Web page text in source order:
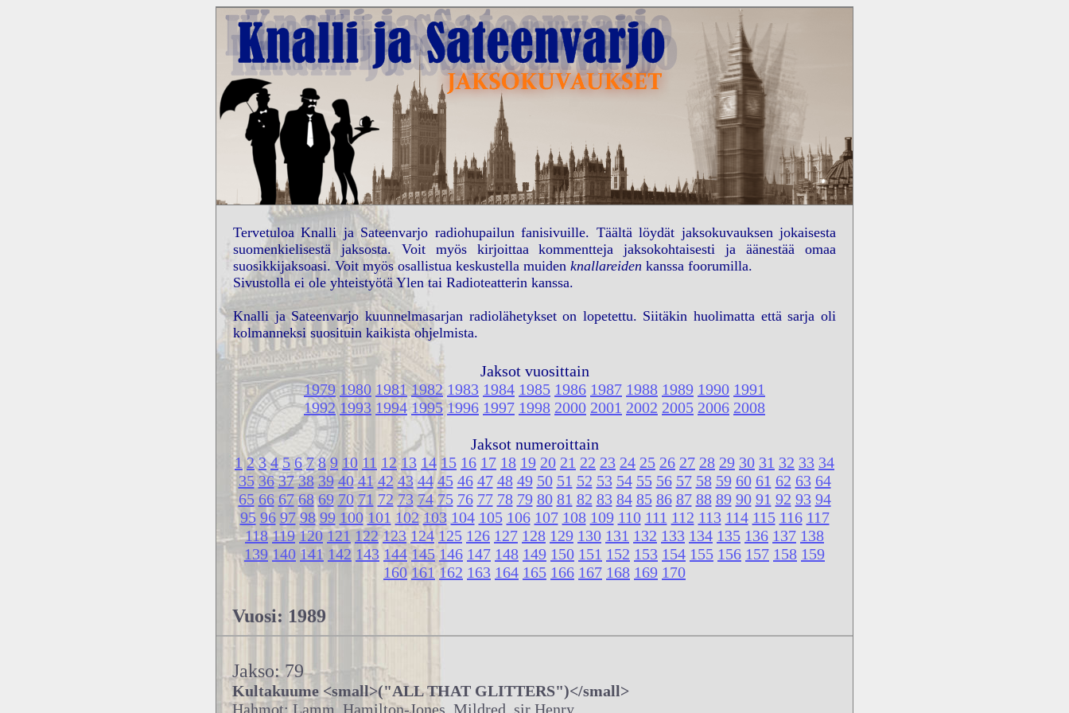
Tervetuloa Knalli ja Sateenvarjo radiohupailun fanisivuille. Täältä löydät jaksokuvauksen jokaisesta
suomenkielisestä jaksosta. Voit myös kirjoittaa kommentteja jaksokohtaisesti ja äänestää omaa
suosikkijaksoasi. Voit myös osallistua keskustella muiden knallareiden kanssa foorumilla.
Sivustolla ei ole yhteistyötä Ylen tai Radioteatterin kanssa.
Knalli ja Sateenvarjo kuunnelmasarjan radiolähetykset on lopetettu. Siitäkin huolimatta että sarja oli
kolmanneksi suosituin kaikista ohjelmista.
Jaksot vuosittain
1979 1980 1981 1982 1983 1984 1985 1986 1987 1988 1989 1990 1991
1992 1993 1994 1995 1996 1997 1998 2000 2001 2002 2005 2006 2008
Jaksot numeroittain
1 2 3 4 5 6 7 8 9 10 11 12 13 14 15 16 17 18 19 20 21 22 23 24 25 26 27 28 29 30 31 32 33 34
35 36 37 38 39 40 41 42 43 44 45 46 47 48 49 50 51 52 53 54 55 56 57 58 59 60 61 62 63 64
65 66 67 68 69 70 71 72 73 74 75 76 77 78 79 80 81 82 83 84 85 86 87 88 89 90 91 92 93 94
95 96 97 98 99 100 101 102 103 104 105 106 107 108 109 110 111 112 113 114 115 116 117
118 119 120 121 122 123 124 125 126 127 128 129 130 131 132 133 134 135 136 137 138
139 140 141 142 143 144 145 146 147 148 149 150 151 152 153 154 155 156 157 158 159
160 161 162 163 164 165 166 167 168 169 170
Vuosi: 1989
Jakso: 79
Kultakuume <small>("ALL THAT GLITTERS")</small>
Hahmot: Lamm, Hamilton-Jones, Mildred, sir Henry